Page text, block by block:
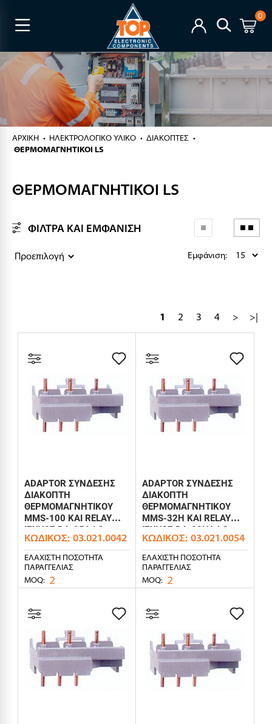
0
ΑΡΧΙΚΉ ΗΛΕΚΤΡΟΛΟΓΙΚΟ ΥΛΙΚΟ
ΔΙΑΚΟΠΤΕΣ
ΘΕΡΜΟΜΑΓΝΗΤΙΚΟΙ LS
ΘΕΡΜΟΜΑΓΝΗΤΙΚΟΙ LS
ΦΙΛΤΡΑ ΚΑΙ ΕΜΦΑΝΙΣΗ
Εμφάνιση:
1 2 3 4 > >|
ADAPTOR ΣΥΝΔΕΣΗΣ
ΔΙΑΚΟΠΤΗ
ΘΕΡΜΟΜΑΓΝΗΤΙΚΟΥ
MMS-100 ΚΑΙ RELAY
ΙΣΧΥΟΣ DA-95A LG
ΚΩΔΙΚΌΣ: 03.021.0042
ΕΛΆΧΙΣΤΗ ΠΟΣΌΤΗΤΑ
ΠΑΡΑΓΓΕΛΊΑΣ
MOQ: 2
ADAPTOR ΣΥΝΔΕΣΗΣ
ΔΙΑΚΟΠΤΗ
ΘΕΡΜΟΜΑΓΝΗΤΙΚΟΥ
MMS-32H ΚΑΙ RELAY
ΙΣΧΥΟΣ DA-22HA LG
ΚΩΔΙΚΌΣ: 03.021.0054
ΕΛΆΧΙΣΤΗ ΠΟΣΌΤΗΤΑ
ΠΑΡΑΓΓΕΛΊΑΣ
MOQ: 2